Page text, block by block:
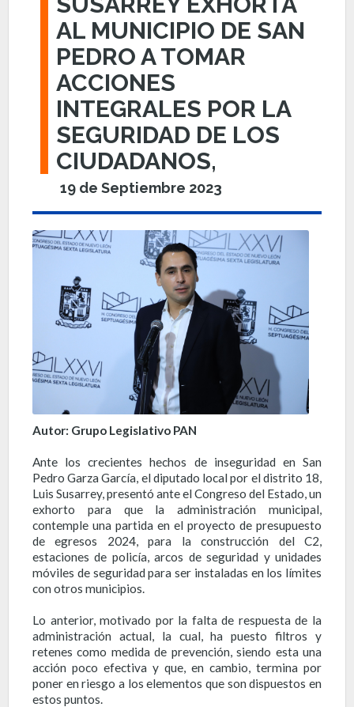
AL MUNICIPIO DE SAN
PEDRO A TOMAR
ACCIONES
INTEGRALES POR LA
SEGURIDAD DE LOS
CIUDADANOS,
19 de Septiembre 2023
Autor: Grupo Legislativo PAN
Ante los crecientes hechos de inseguridad en San
Pedro Garza García, el diputado local por el distrito 18,
Luis Susarrey, presentó ante el Congreso del Estado, un
exhorto para que la administración municipal,
contemple una partida en el proyecto de presupuesto
de egresos 2024, para la construcción del C2,
estaciones de policía, arcos de seguridad y unidades
móviles de seguridad para ser instaladas en los límites
con otros municipios.
Lo anterior, motivado por la falta de respuesta de la
administración actual, la cual, ha puesto filtros y
retenes como medida de prevención, siendo esta una
acción poco efectiva y que, en cambio, termina por
poner en riesgo a los elementos que son dispuestos en
estos puntos.